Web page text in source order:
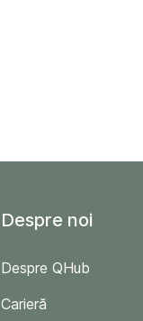
Despre noi
Despre QHub
Carieră